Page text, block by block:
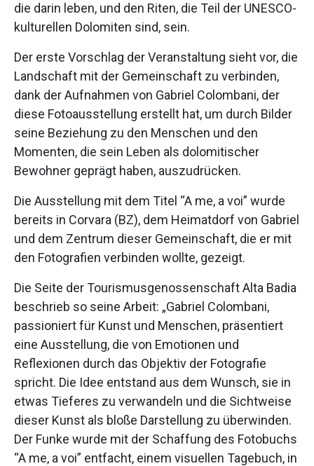
die darin leben, und den Riten, die Teil der UNESCO-
kulturellen Dolomiten sind, sein.
Der erste Vorschlag der Veranstaltung sieht vor, die
Landschaft mit der Gemeinschaft zu verbinden,
dank der Aufnahmen von Gabriel Colombani, der
diese Fotoausstellung erstellt hat, um durch Bilder
seine Beziehung zu den Menschen und den
Momenten, die sein Leben als dolomitischer
Bewohner geprägt haben, auszudrücken.
Die Ausstellung mit dem Titel “A me, a voi” wurde
bereits in Corvara (BZ), dem Heimatdorf von Gabriel
und dem Zentrum dieser Gemeinschaft, die er mit
den Fotografien verbinden wollte, gezeigt.
Die Seite der Tourismusgenossenschaft Alta Badia
beschrieb so seine Arbeit: „Gabriel Colombani,
passioniert für Kunst und Menschen, präsentiert
eine Ausstellung, die von Emotionen und
Reflexionen durch das Objektiv der Fotografie
spricht. Die Idee entstand aus dem Wunsch, sie in
etwas Tieferes zu verwandeln und die Sichtweise
dieser Kunst als bloße Darstellung zu überwinden.
Der Funke wurde mit der Schaffung des Fotobuchs
“A me, a voi” entfacht, einem visuellen Tagebuch, in